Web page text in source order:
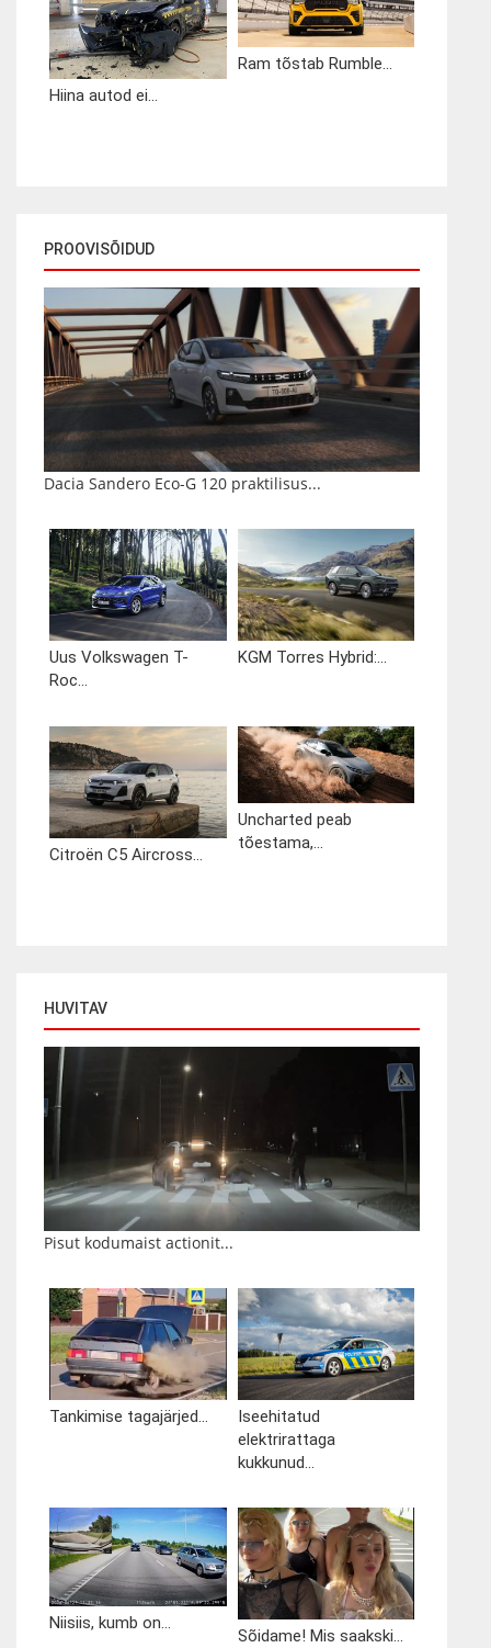
Hiina autod ei...
Ram tõstab Rumble...
PROOVISÕIDUD
Dacia Sandero Eco-G 120 praktilisus...
Uus Volkswagen T-
Roc...
KGM Torres Hybrid:...
Citroën C5 Aircross...
Uncharted peab
tõestama,...
HUVITAV
Pisut kodumaist actionit...
Tankimise tagajärjed...
Iseehitatud
elektrirattaga
kukkunud...
Niisiis, kumb on...
Sõidame! Mis saakski...